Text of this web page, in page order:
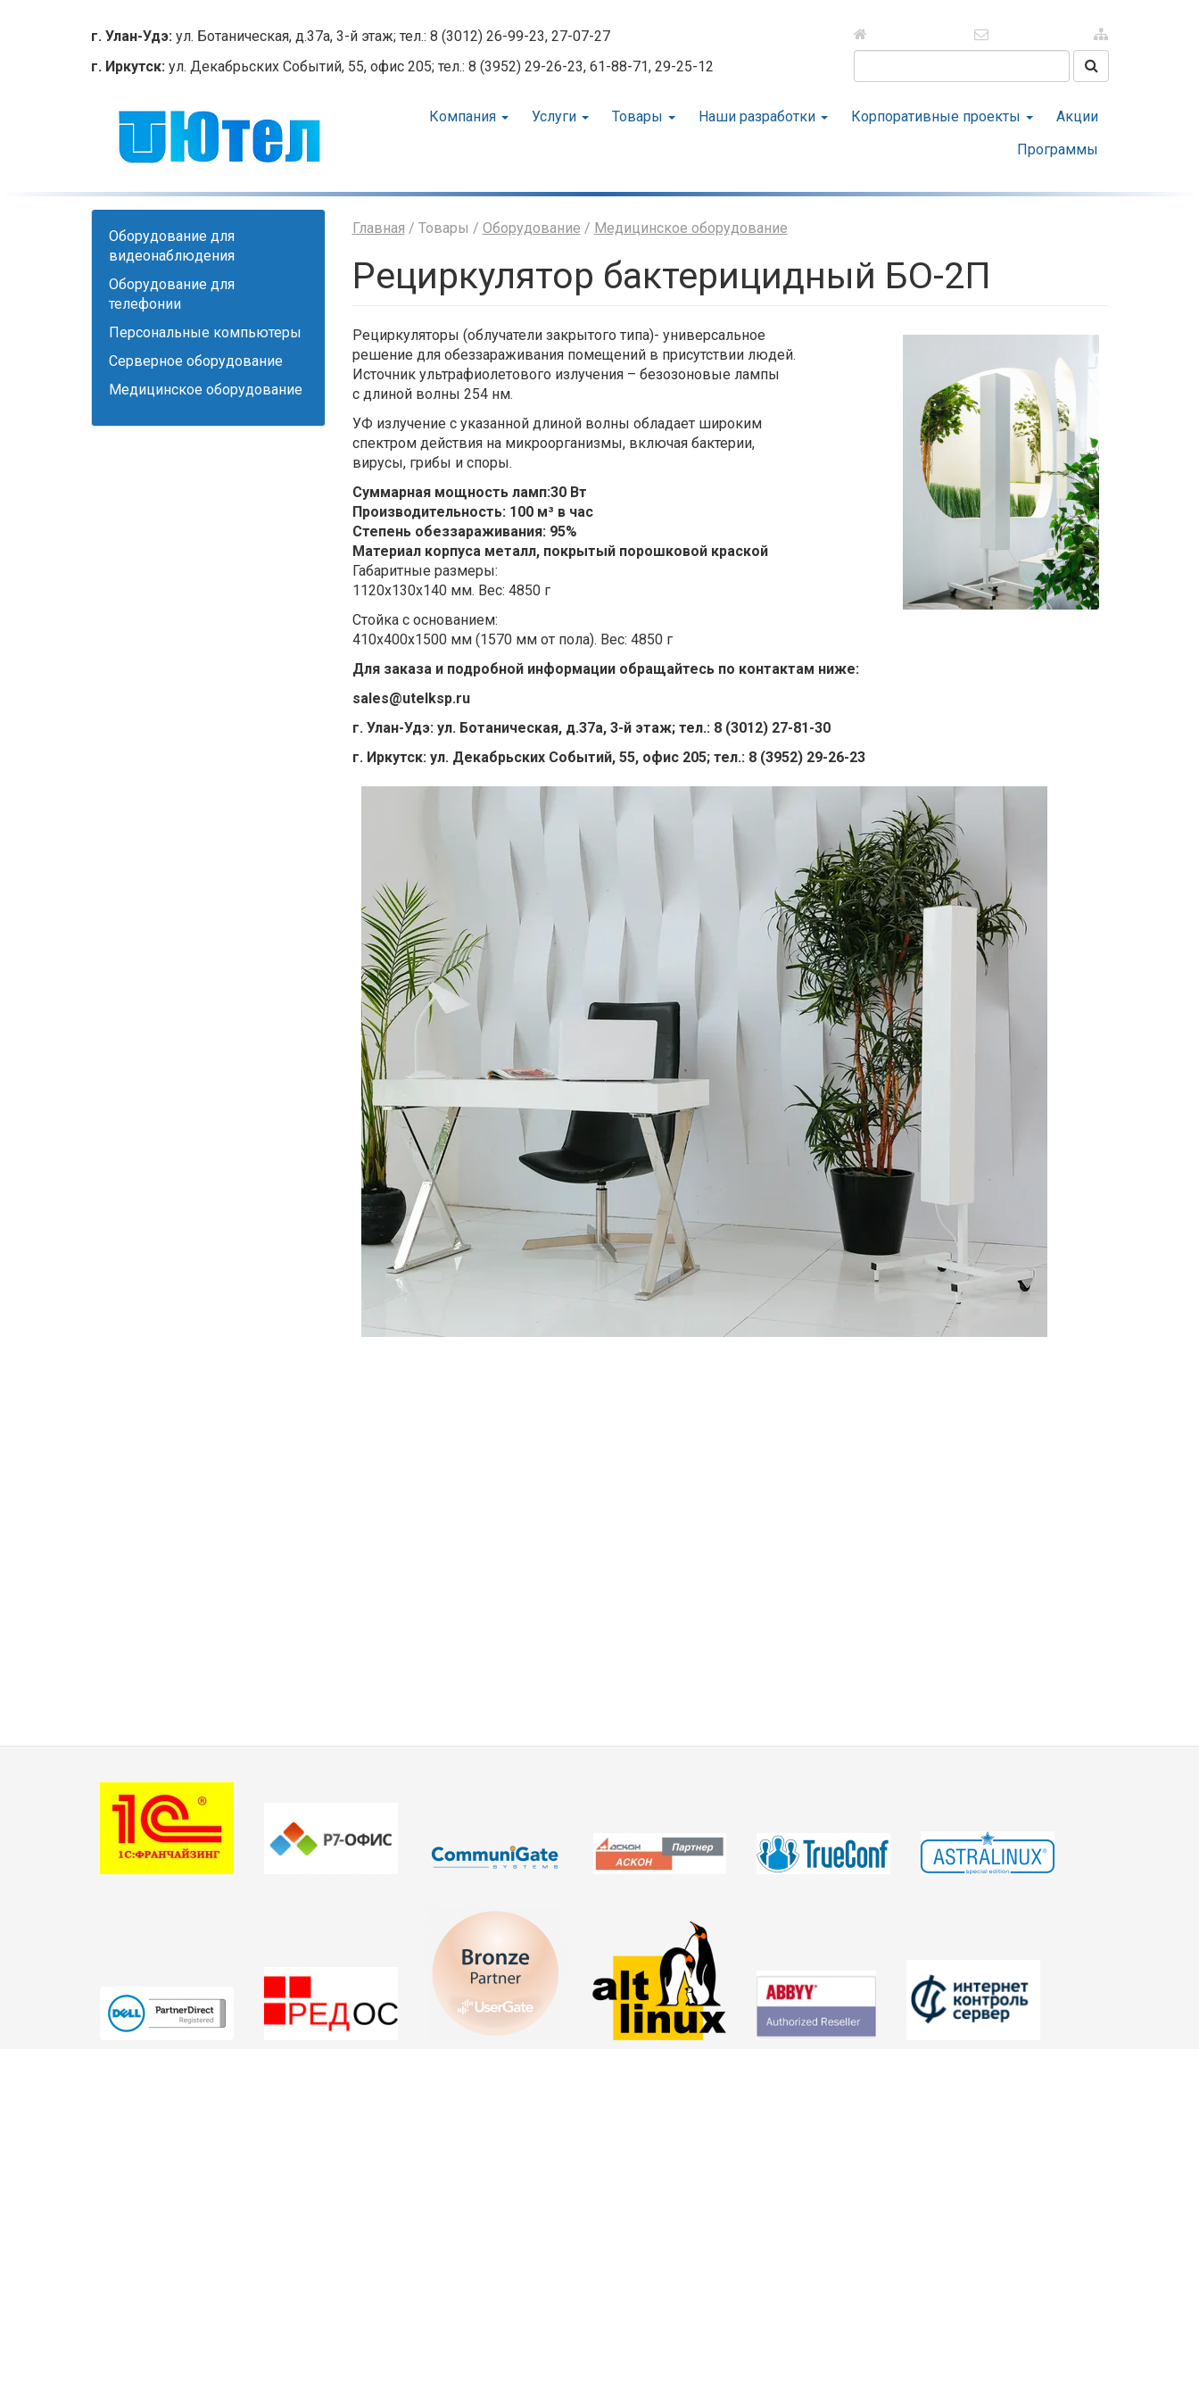
г. Улан-Удэ: ул. Ботаническая, д.37а, 3-й этаж; тел.: 8 (3012) 26-99-23, 27-07-27
г. Иркутск: ул. Декабрьских Событий, 55, офис 205; тел.: 8 (3952) 29-26-23, 61-88-71, 29-25-12
Поиск на сайте
Компания Услуги Товары Наши разработки Корпоративные проекты
Акции
Программы
Оборудование для
видеонаблюдения
Оборудование для
телефонии
Персональные компьютеры
Серверное оборудование
Медицинское оборудование
Главная / Товары / Оборудование / Медицинское оборудование
Рециркулятор бактерицидный БО-2П
Рециркуляторы (облучатели закрытого типа)- универсальное
решение для обеззараживания помещений в присутствии людей.
Источник ультрафиолетового излучения – безозоновые лампы
с длиной волны 254 нм.
УФ излучение с указанной длиной волны обладает широким
спектром действия на микроорганизмы, включая бактерии,
вирусы, грибы и споры.
Суммарная мощность ламп:30 Вт
Производительность: 100 м³ в час
Степень обеззараживания: 95%
Материал корпуса металл, покрытый порошковой краской
Габаритные размеры:
1120х130х140 мм. Вес: 4850 г
Стойка с основанием:
410х400х1500 мм (1570 мм от пола). Вес: 4850 г
Для заказа и подробной информации обращайтесь по контактам ниже:
sales@utelksp.ru
г. Улан-Удэ: ул. Ботаническая, д.37а, 3-й этаж; тел.: 8 (3012) 27-81-30
г. Иркутск: ул. Декабрьских Событий, 55, офис 205; тел.: 8 (3952) 29-26-23